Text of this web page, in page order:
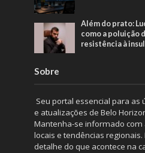
Além do prato:
como a poluição
resistência à
Sobre
Seu portal essencial para as
e atualizações de Belo
Mantenha-se informado com
locais e tendências
detalhe do que acontece na